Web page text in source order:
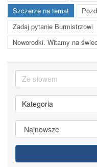
Szczerze na temat
Zadaj pytanie Burmistrzowi
Noworodki. Witamy na
Kategoria